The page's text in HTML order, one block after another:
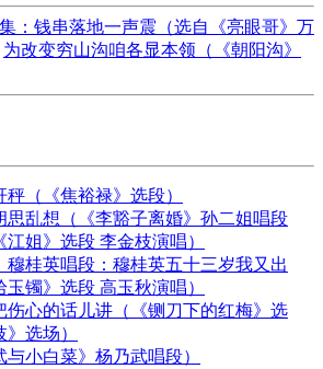
：钱串落地一声震（选自《亮眼哥》万
为改变穷山沟咱各显本领（《朝阳沟》
（《焦裕禄》选段）
思乱想（《李豁子离婚》孙二姐唱段
姐》选段 李金枝演唱）
穆桂英唱段：穆桂英五十三岁我又出
镯》选段 高玉秋演唱）
伤心的话儿讲（《铡刀下的红梅》选
选场）
小白菜》杨乃武唱段）